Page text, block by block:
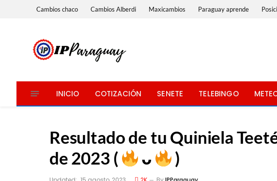
Cambios chaco Cambios Alberdi Maxicambios Paraguay aprende
INICIO COTIZACIÓN SENETE TELEBINGO
Resultado de tu Quiniela
de 2023 (
ᴗ )